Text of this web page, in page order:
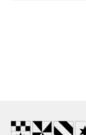
Footer
Wappen